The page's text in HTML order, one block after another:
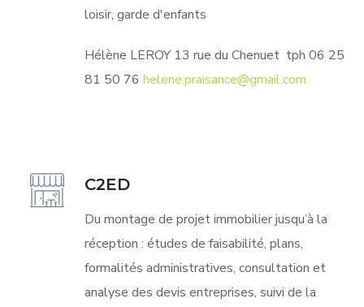
loisir, garde d'enfants
Hélène LEROY 13 rue du Chenuet tph 06 25
81 50 76helene.praisance@gmail.com
C2ED
Du montage de projet immobilier jusqu’à la
réception : études de faisabilité, plans,
formalités administratives, consultation et
analyse des devis entreprises, suivi de la